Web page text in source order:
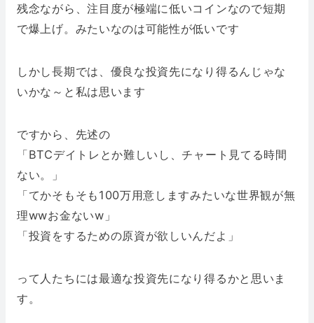
残念ながら、注目度が極端に低いコインなので短期
で爆上げ。みたいなのは可能性が低いです
しかし長期では、優良な投資先になり得るんじゃな
いかな～と私は思います
ですから、先述の
「BTCデイトレとか難しいし、チャート見てる時間
ない。」
「てかそもそも100万用意しますみたいな世界観が無
理wwお金ないw」
「投資をするための原資が欲しいんだよ」
って人たちには最適な投資先になり得るかと思いま
す。